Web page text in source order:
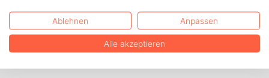
Ablehnen Anpassen
Alle akzeptieren